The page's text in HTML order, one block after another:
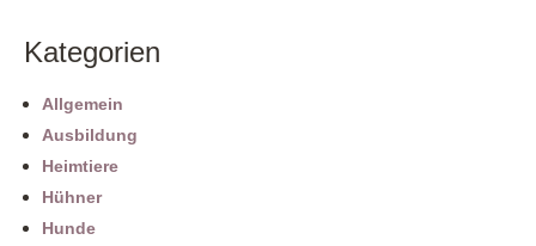
Kategorien
Allgemein
Ausbildung
Heimtiere
Hühner
Hunde